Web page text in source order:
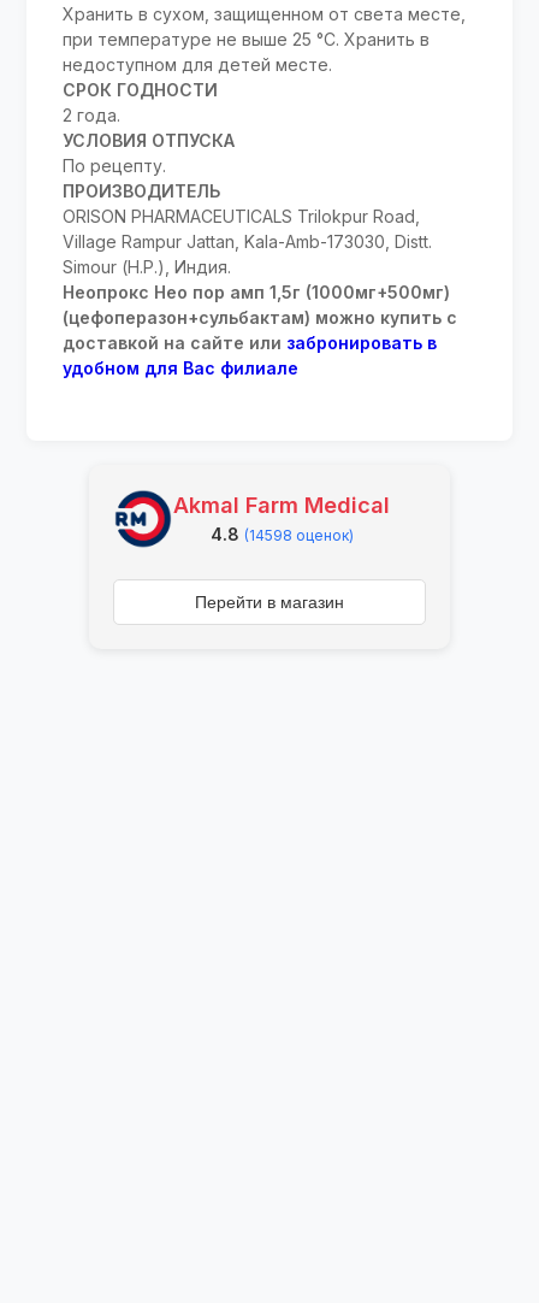
Хранить в сухом, защищенном от света месте,
при температуре не выше 25 °С. Хранить в
недоступном для детей месте.
СРОК ГОДНОСТИ
2 года.
УСЛОВИЯ ОТПУСКА
По рецепту.
ПРОИЗВОДИТЕЛЬ
ORISON PHARMACEUTICALS Trilokpur Road,
Village Rampur Jattan, Kala-Amb-173030, Distt.
Simour (Н.Р.), Индия.
Неопрокс Нео пор амп 1,5г (1000мг+500мг)
(цефоперазон+сульбактам) можно купить с
доставкой на сайте или забронировать в
удобном для Вас филиале
Akmal Farm Medical
4.8 (14598 оценок)
Перейти в магазин